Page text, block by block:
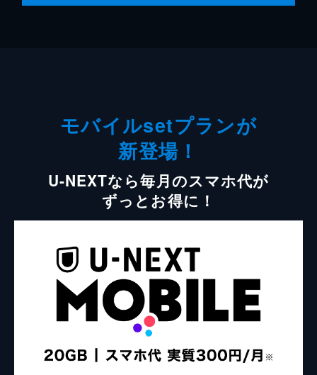
モバイルsetプランが
新登場！
U-NEXTなら毎月のスマホ代が
ずっとお得に！